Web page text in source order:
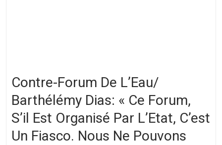
Contre-Forum De L’Eau/
Barthélémy Dias: « Ce Forum,
S’il Est Organisé Par L’Etat, C’est
Un Fiasco. Nous Ne Pouvons